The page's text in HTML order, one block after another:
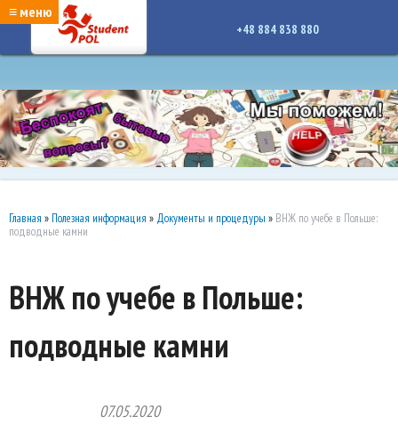
google-site-verification: google7a917c261df1566b.htmlgoogle-site-verification:
google7a917c261df1566b.html
≡ меню
+48 884 838 880
Главная » Полезная информация » Документы и процедуры » ВНЖ по учебе в Польше:
подводные камни
ВНЖ по учебе в Польше:
подводные камни
07.05.2020